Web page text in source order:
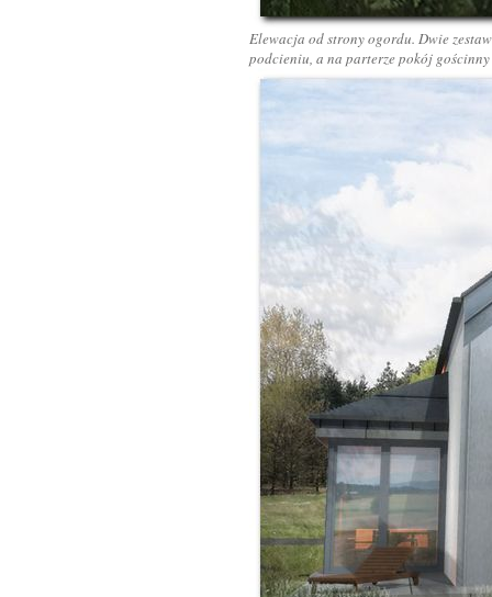
Elewacja od strony ogordu. Dwie
podcieniu, a na parterze pokój